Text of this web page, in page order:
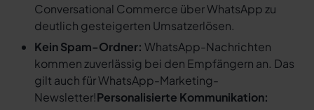
Conversational Commerce über WhatsApp zu
deutlich gesteigerten Umsatzerlösen.
Kein Spam-Ordner: WhatsApp-Nachrichten
kommen zuverlässig bei den Empfängern an. Das
gilt auch für WhatsApp-Marketing-
Newsletter!Personalisierte Kommunikation: